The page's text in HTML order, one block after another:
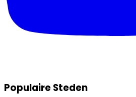
Populaire Steden